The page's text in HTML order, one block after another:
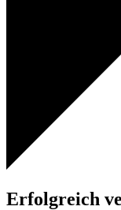
Erfolgreich